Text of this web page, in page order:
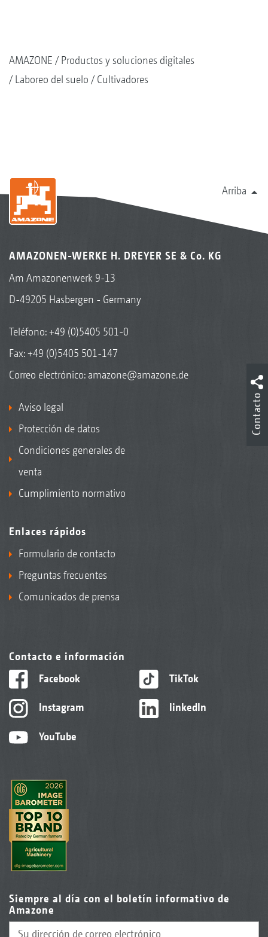
AMAZONE
Productos y soluciones digitales
Laboreo del suelo
Cultivadores
Arriba
AMAZONEN-WERKE H. DREYER SE & Co. KG
Am Amazonenwerk 9-13
D-49205 Hasbergen - Germany
Teléfono:+49 (0)5405 501-0
Fax: +49 (0)5405 501-147
Correo electrónico: amazone@amazone.de
Aviso legal
Protección de datos
Condiciones generales de
venta
Cumplimiento normativo
Enlaces rápidos
Formulario de contacto
Preguntas frecuentes
Comunicados de prensa
Contacto e información
Facebook
Instagram
YouTube
TikTok
linkedIn
Siempre al día con el boletín informativo de
Amazone
Contacto